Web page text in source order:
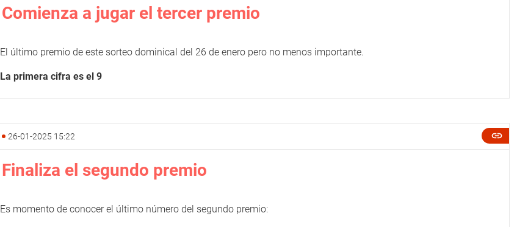
Comienza a jugar el tercer premio
El último premio de este sorteo dominical del 26 de enero pero no menos importante.
La primera cifra es el 9
26-01-2025 15:22
Finaliza el segundo premio
Es momento de conocer el último número del segundo premio: